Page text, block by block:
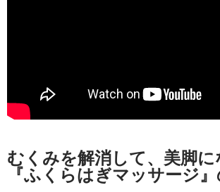
むくみを解消して、美脚
『ふくらはぎマッサージ